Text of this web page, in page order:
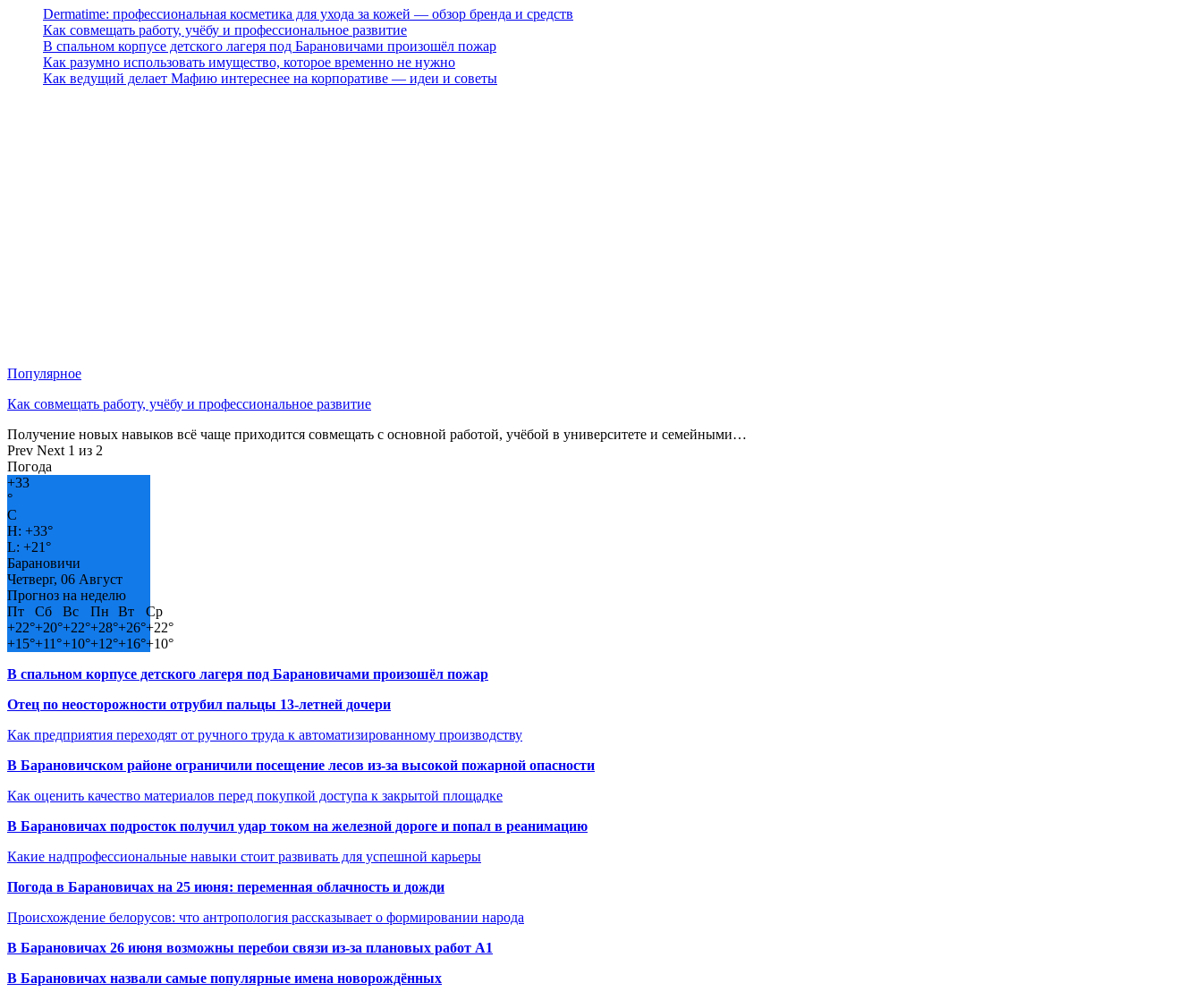
Dermatime: профессиональная косметика для ухода за кожей — обзор бренда и средств
Как совмещать работу, учёбу и профессиональное развитие
В спальном корпусе детского лагеря под Барановичами произошёл пожар
Как разумно использовать имущество, которое временно не нужно
Как ведущий делает Мафию интереснее на корпоративе — идеи и советы
Популярное
Как совмещать работу, учёбу и профессиональное развитие
Получение новых навыков всё чаще приходится совмещать с основной работой, учёбой в университете и семейными…
Prev Next 1 из 2
Погода
+33
°
C
H: +33°
L: +21°
Барановичи
Четверг, 06 Август
Прогноз на неделю
Пт
Сб Вс Пн Вт
Ср
+22°+20°+22°+28°+26°+22°
+15°+11°+10°+12°+16°+10°
В спальном корпусе детского лагеря под Барановичами произошёл пожар
Отец по неосторожности отрубил пальцы 13-летней дочери
Как предприятия переходят от ручного труда к автоматизированному производству
В Барановичском районе ограничили посещение лесов из-за высокой пожарной опасности
Как оценить качество материалов перед покупкой доступа к закрытой площадке
В Барановичах подросток получил удар током на железной дороге и попал в реанимацию
Какие надпрофессиональные навыки стоит развивать для успешной карьеры
Погода в Барановичах на 25 июня: переменная облачность и дожди
Происхождение белорусов: что антропология рассказывает о формировании народа
В Барановичах 26 июня возможны перебои связи из-за плановых работ A1
В Барановичах назвали самые популярные имена новорождённых